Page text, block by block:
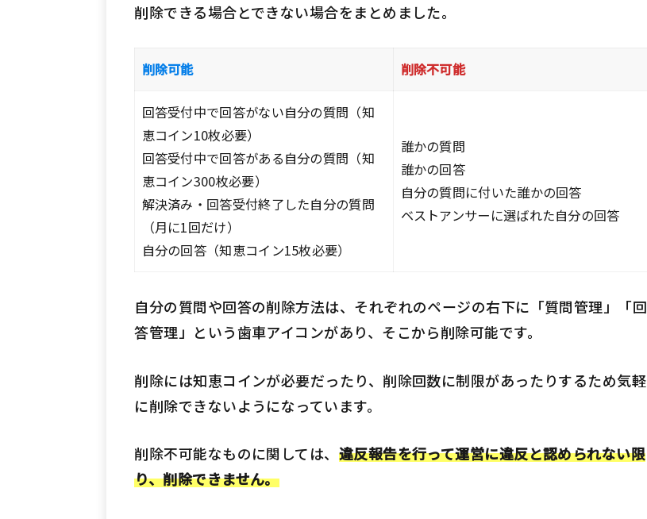
削除できる場合とできない場合をまとめました。
削除可能 削除不可能
回答受付中で回答がない自分の質問（知
恵コイン10枚必要）
回答受付中で回答がある自分の質問（知
恵コイン300枚必要）
解決済み・回答受付終了した自分の質問
（月に1回だけ）
自分の回答（知恵コイン15枚必要）
誰かの質問
誰かの回答
自分の質問に付いた誰かの回答
ベストアンサーに選ばれた自分の回答
自分の質問や回答の削除方法は、それぞれのページの右下に「質問管理」「回
答管理」という歯車アイコンがあり、そこから削除可能です。
削除には知恵コインが必要だったり、削除回数に制限があったりするため気軽
に削除できないようになっています。
削除不可能なものに関しては、 違反報告を行って運営に違反と認められない限
り、削除できません。